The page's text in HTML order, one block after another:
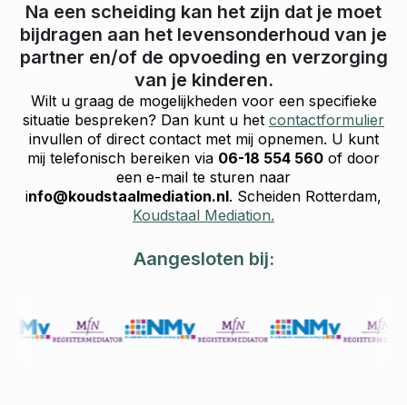
Na een scheiding kan het zijn dat je moet
bijdragen aan het levensonderhoud van je
partner en/of de opvoeding en verzorging
van je kinderen.
Wilt u graag de mogelijkheden voor een specifieke
situatie bespreken? Dan kunt u het contactformulier
invullen of direct contact met mij opnemen. U kunt
mij telefonisch bereiken via 06-18 554 560 of door
een e-mail te sturen naar
info@koudstaalmediation.nl. Scheiden Rotterdam,
Koudstaal Mediation.
Aangesloten bij: